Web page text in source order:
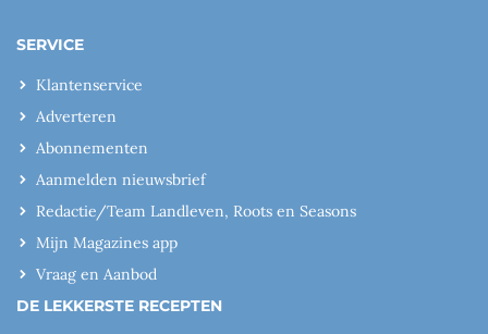
SERVICE
Klantenservice
Adverteren
Abonnementen
Aanmelden nieuwsbrief
Redactie/Team Landleven, Roots en Seasons
Mijn Magazines app
Vraag en Aanbod
DE LEKKERSTE RECEPTEN